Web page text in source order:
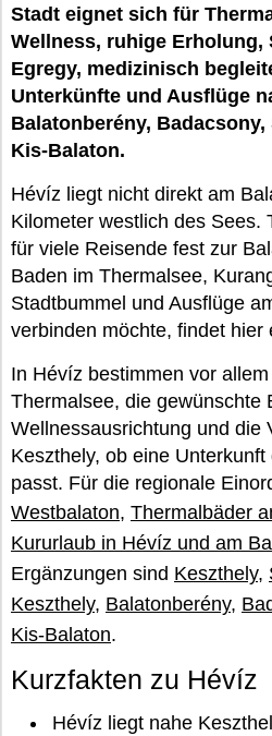
Stadt eignet sich für
Wellness, ruhige Erholung,
Egregy, medizinisch
Unterkünfte und Ausflüge
Balatonberény,
Kis-Balaton.
Hévíz liegt nicht direkt am
Kilometer westlich des Sees.
für viele Reisende fest zur
Baden im Thermalsee,
Stadtbummel und Ausflüge
verbinden möchte, findet hier
In Hévíz bestimmen vor
Thermalsee, die gewünschte
Wellnessausrichtung und die
Keszthely, ob eine
passt. Für die regionale
Westbalaton, Thermalbäder
Kururlaub in Hévíz und am
Ergänzungen sind Keszthely,
Keszthely, Balatonberény,
Kis-Balaton.
Kurzfakten zu Hévíz
Hévíz liegt nahe